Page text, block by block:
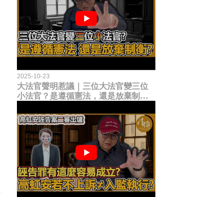
2025-10-23
大法官聲明惹議｜三位大法官變三位
小法官？是遵循憲法，還是放棄制衡